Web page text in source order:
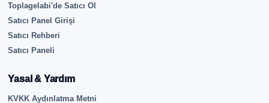
Toplagelabi'de Satıcı Ol
Satıcı Panel Girişi
Satıcı Rehberi
Satıcı Paneli
Yasal & Yardım
KVKK Aydınlatma Metni